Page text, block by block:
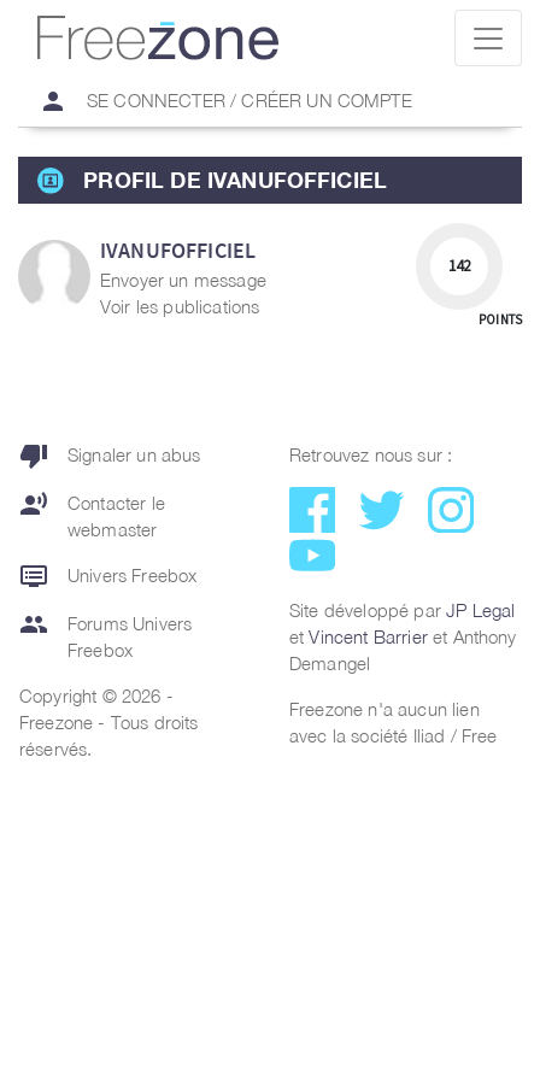
person SE CONNECTER / CRÉER UN COMPTE
PROFIL DE IVANUFOFFICIEL
IVANUFOFFICIEL
Envoyer un message
Voir les publications
142
POINTS
thumb_down Signaler un abus
record_voice_over
Contacter le
webmaster
dvr Univers Freebox
group
Forums Univers
Freebox
Copyright © 2026 -
Freezone - Tous droits
réservés.
Retrouvez nous sur :
Site développé parJP Legal
etVincent Barrieret Anthony
Demangel
Freezone n'a aucun lien
avec la société Iliad / Free